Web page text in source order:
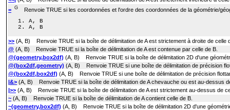
= G Renvoie TRUE si les coordonnées et l'ordre des coordonnées de la géométrie/
A, B
A, B
>> (A, B) Renvoie TRUE si la boîte de délimitation de A est strictement à droite de celle
@ (A, B) Renvoie TRUE si la boîte de délimitation de A est contenue par celle de B.
@(geometry,box2df) (A, B) Renvoie TRUE si la boîte de délimitation 2D d'une
@(box2df,geometry) (A, B) Renvoie TRUE si une boîte de délimitation de précision
@(box2df,box2df) (A, B) Renvoie TRUE si une boîte de délimitation de précision
|&> (A, B) Renvoie TRUE si la boîte de délimitation de A chevauche ou est au-dessus
|>> (A, B) Renvoie TRUE si la boîte de délimitation de A est strictement au-dessus de
~ (A, B) Renvoie TRUE si la boîte de délimitation de A contient celle de B.
~(geometry,box2df) (A, B) Renvoie TRUE si la boîte de délimitation 2D d'une